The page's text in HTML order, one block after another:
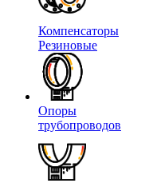
Компенсаторы
Резиновые
Опоры
трубопроводов